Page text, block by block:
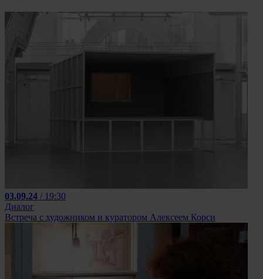
03.09.24 / 19:30
Диалог
Встреча с художником и куратором Алексеем Корси